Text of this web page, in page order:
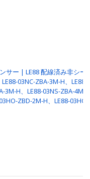
サー | LE88 配線済み非シー
03NC-ZBA-3M-H、LE88-
3M-H、LE88-03NS-ZBA-4M-
ZBD-2M-H、LE88-